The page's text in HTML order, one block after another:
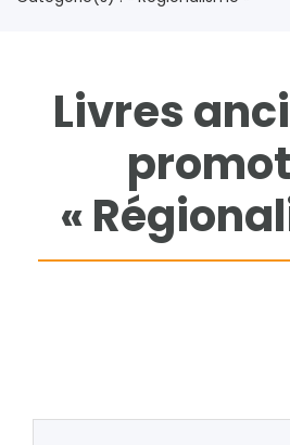
Livres
«